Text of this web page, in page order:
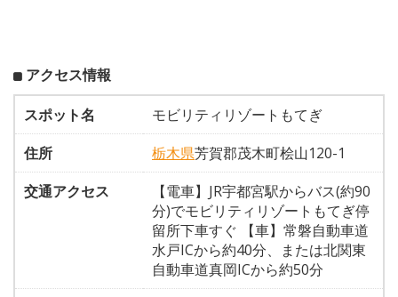
アクセス情報
スポット名
モビリティリゾートもてぎ
住所
栃木県芳賀郡茂木町桧山120-1
交通アクセス
【電車】JR宇都宮駅からバス(約90
分)でモビリティリゾートもてぎ停
留所下車すぐ 【車】常磐自動車道
水戸ICから約40分、または北関東
自動車道真岡ICから約50分